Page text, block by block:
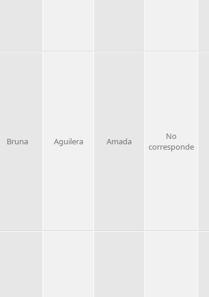
Bruna Aguilera Amada
No
corresponde